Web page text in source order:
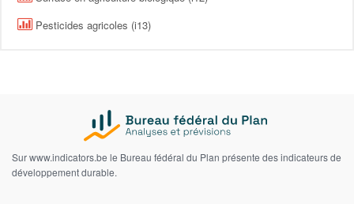
Pesticides agricoles (i13)
Sur www.indicators.be le Bureau fédéral du Plan présente des indicateurs de
développement durable.